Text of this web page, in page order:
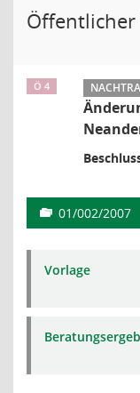
Öffentlicher
Ö 4
01/002/2007
Vorlage